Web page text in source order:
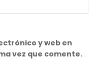
y web en
vez que comente.